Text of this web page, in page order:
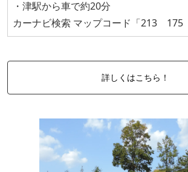
・津駅から車で約20分
カーナビ検索 マップコード「213 175
詳しくはこちら！